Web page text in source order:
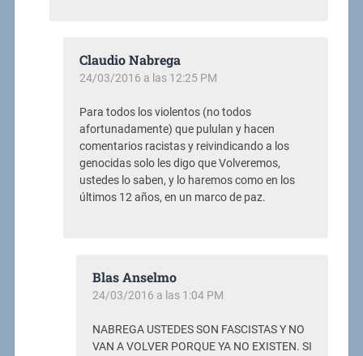
Claudio Nabrega
24/03/2016 a las 12:25 PM
Para todos los violentos (no todos
afortunadamente) que pululan y hacen
comentarios racistas y reivindicando a los
genocidas solo les digo que Volveremos,
ustedes lo saben, y lo haremos como en los
últimos 12 años, en un marco de paz.
Blas Anselmo
24/03/2016 a las 1:04 PM
NABREGA USTEDES SON FASCISTAS Y NO
VAN A VOLVER PORQUE YA NO EXISTEN. SI